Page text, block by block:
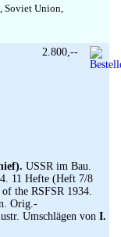
Soviet Union,
USSR im Bau.
11 Hefte (Heft 7/8
the RSFSR 1934.
Orig.-
Umschlägen von I.
2.800,--